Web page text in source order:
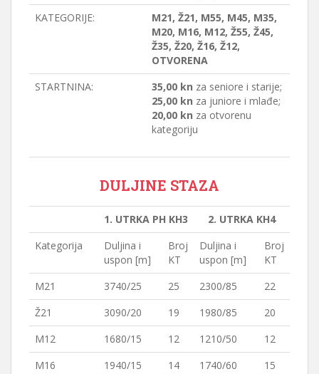
KATEGORIJE:
M21, Ž21, M55, M45, M35,
M20, M16, M12, Ž55, Ž45,
Ž35, Ž20, Ž16, Ž12,
OTVORENA
STARTNINA:
35,00 kn za seniore i starije;
25,00 kn za juniore i mlađe;
20,00 kn za otvorenu
kategoriju
DULJINE STAZA
1. UTRKA PH KH3
2. UTRKA KH4
Kategorija
Duljina i
uspon [m]
Broj
KT
Duljina i
uspon [m]
Broj
KT
M21
3740/25 25 2300/85
22
Ž21
3090/20 19 1980/85
20
M12
1680/15 12 1210/50
12
M16
1940/15 14 1740/60
15